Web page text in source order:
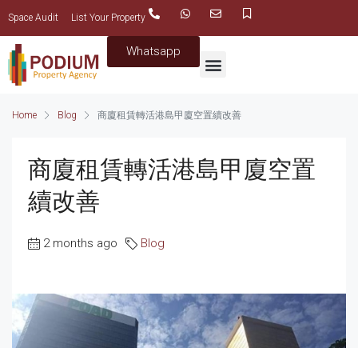
Space Audit List Your Property
Whatsapp
Home Blog 商廈租賃轉活港島甲廈空置續改善
商廈租賃轉活港島甲廈空置
續改善
2 months ago Blog